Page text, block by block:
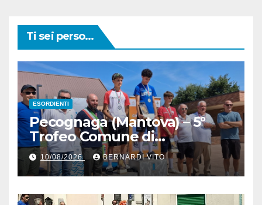
Ti sei perso...
ESORDIENTI
Pecognaga (Mantova) – 5°
Trofeo Comune di
Pecognaga – Doppia gara
Esordienti – Organizzazione
Ciclo Club Guidizzolo 1977:
Fotoservizio di Paolo Biondo
10/08/2026 BERNARDI VITO